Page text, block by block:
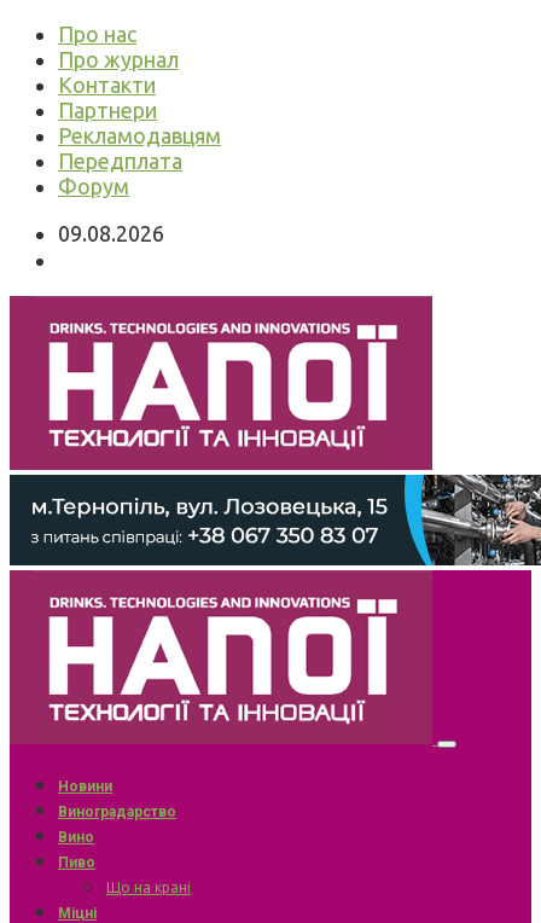
Про нас
Про журнал
Контакти
Партнери
Рекламодавцям
Передплата
Форум
09.08.2026
Новини
Виноградарство
Вино
Пиво
Що на крані
Міцні